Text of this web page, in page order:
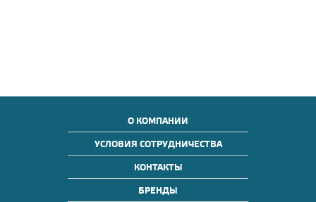
О КОМПАНИИ
УСЛОВИЯ СОТРУДНИЧЕСТВА
КОНТАКТЫ
БРЕНДЫ